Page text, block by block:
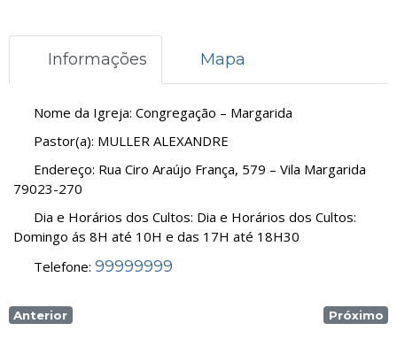
Informações Mapa
Nome da Igreja: Congregação – Margarida
Pastor(a): MULLER ALEXANDRE
Endereço: Rua Ciro Araújo França, 579 – Vila Margarida
79023-270
Dia e Horários dos Cultos: Dia e Horários dos Cultos:
Domingo ás 8H até 10H e das 17H até 18H30
Telefone: 99999999
Anterior Próximo